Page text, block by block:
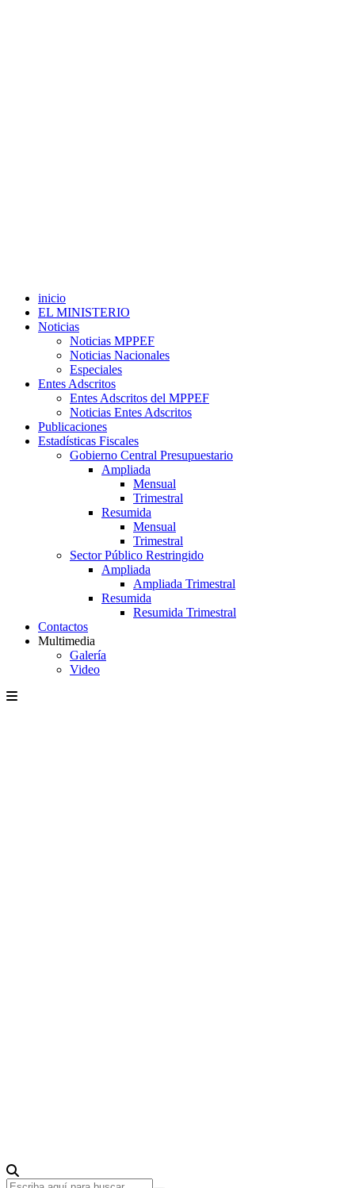
inicio
EL MINISTERIO
Noticias
Noticias MPPEF
Noticias Nacionales
Especiales
Entes Adscritos
Entes Adscritos del MPPEF
Noticias Entes Adscritos
Publicaciones
Estadísticas Fiscales
Gobierno Central Presupuestario
Ampliada
Mensual
Trimestral
Resumida
Mensual
Trimestral
Sector Público Restringido
Ampliada
Ampliada Trimestral
Resumida
Resumida Trimestral
Contactos
Multimedia
Galería
Video